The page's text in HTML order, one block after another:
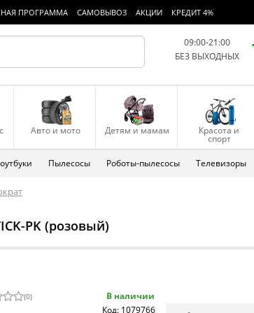
ПРОГРАММА САМОВЫВОЗ АКЦИИ КРЕДИТ 4%
09:00-21:00
БЕЗ ВЫХОДНЫХ
Авто и мото Детям и мамам Красота и
спорт
Пылесосы Роботы-пылесосы Телевизоры
PK (розовый)
(0)
В наличии
Код: 1079766